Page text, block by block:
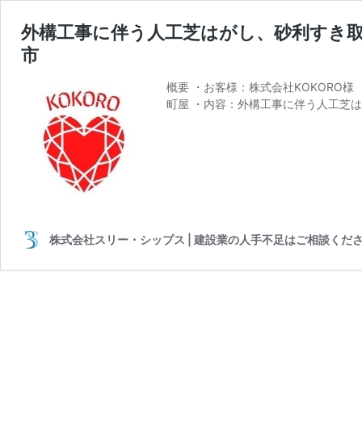
外構工事に伴う人工芝はがし、砂利すき
市
概要 ・お客様：株式会社KOKORO
町屋 ・内容：外構工事に伴う人工芝
株式会社スリー・シップス | 建設業の人手不足はご相談くだ